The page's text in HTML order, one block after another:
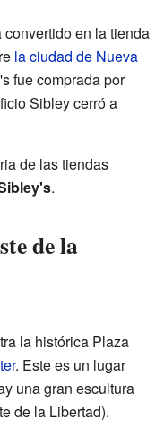
en la tienda
la ciudad de Nueva
fue comprada por
Sibley cerró a
de las tiendas
.
de la
la histórica Plaza
. Este es un lugar
una gran escultura
de la Libertad).